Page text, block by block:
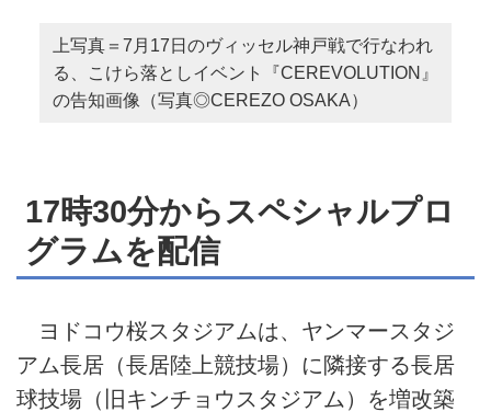
上写真＝7月17日のヴィッセル神戸戦で行なわれ
る、こけら落としイベント『CEREVOLUTION』
の告知画像（写真◎CEREZO OSAKA）
17時30分からスペシャルプロ
グラムを配信
ヨドコウ桜スタジアムは、ヤンマースタジ
アム長居（長居陸上競技場）に隣接する長居
球技場（旧キンチョウスタジアム）を増改築